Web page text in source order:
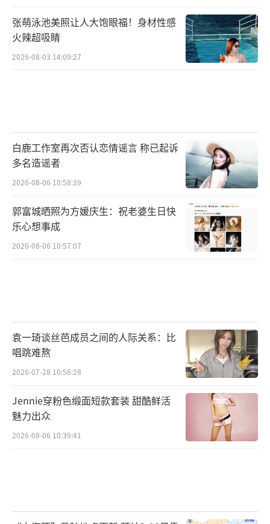
张萌泳池美照让人大饱眼福！身材性感
火辣超吸睛
2026-08-03 14:09:27
白鹿工作室再次否认恋情谣言 称已起诉
多名造谣者
2026-08-06 10:58:39
郭富城晒照为方媛庆生：祝老婆生日快
乐心想事成
2026-08-06 10:57:07
袁一琦谈丝芭成员之间的人际关系：比
唱跳难熬
2026-07-28 10:58:28
Jennie穿粉色缎面短款套装 甜酷鲜活
魅力出众
2026-08-06 10:39:41